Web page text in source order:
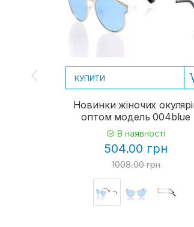
КУПИТИ
Новинки жіночих
оптом модель 004blue
В наявності
504.00 грн
1008.00 грн